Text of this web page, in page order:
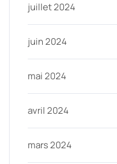
juillet 2024
juin 2024
mai 2024
avril 2024
mars 2024